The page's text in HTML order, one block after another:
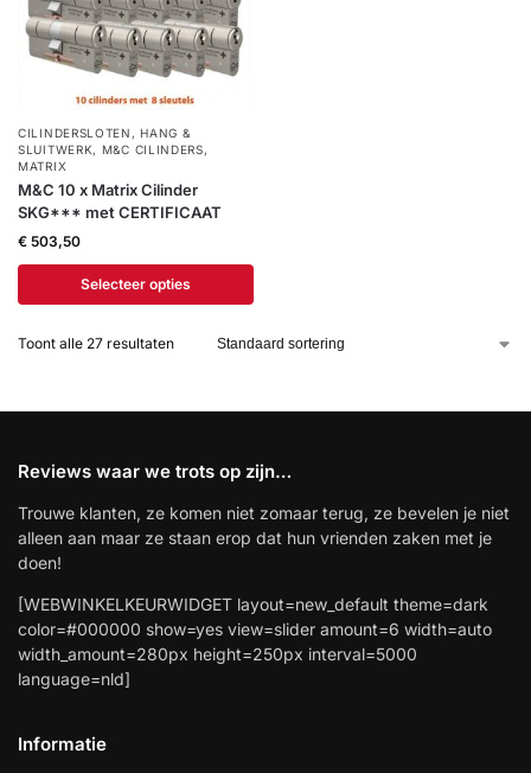
CILINDERSLOTEN , HANG &
SLUITWERK, M&C CILINDERS,
MATRIX
M&C 10 x Matrix Cilinder
SKG*** met CERTIFICAAT
€ 503,50
Selecteer opties
Toont alle 27 resultaten
Reviews waar we trots op zijn…
Trouwe klanten, ze komen niet zomaar terug, ze bevelen je niet
alleen aan maar ze staan erop dat hun vrienden zaken met je
doen!
[WEBWINKELKEURWIDGET layout=new_default theme=dark
color=#000000 show=yes view=slider amount=6 width=auto
width_amount=280px height=250px interval=5000
language=nld]
Informatie